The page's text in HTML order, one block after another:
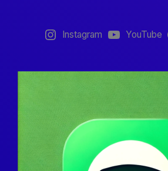
Instagram YouTube